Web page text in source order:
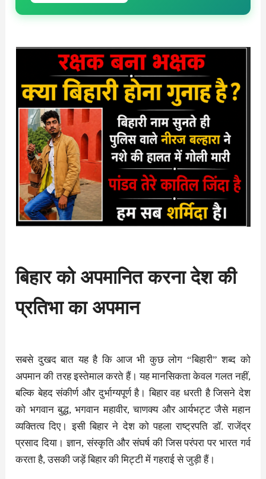
बिहार को अपमानित करना देश की
प्रतिभा का अपमान
सबसे दुखद बात यह है कि आज भी कुछ लोग “बिहारी” शब्द को
अपमान की तरह इस्तेमाल करते हैं। यह मानसिकता केवल गलत नहीं,
बल्कि बेहद संकीर्ण और दुर्भाग्यपूर्ण है। बिहार वह धरती है जिसने देश
को भगवान बुद्ध, भगवान महावीर, चाणक्य और आर्यभट्ट जैसे महान
व्यक्तित्व दिए। इसी बिहार ने देश को पहला राष्ट्रपति डॉ. राजेंद्र
प्रसाद दिया। ज्ञान, संस्कृति और संघर्ष की जिस परंपरा पर भारत गर्व
करता है, उसकी जड़ें बिहार की मिट्टी में गहराई से जुड़ी हैं।